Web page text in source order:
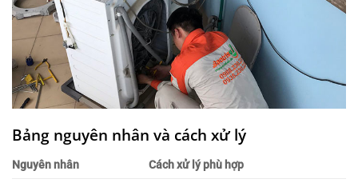
Bảng nguyên nhân và cách xử lý
Nguyên nhân
Cách xử lý phù hợp